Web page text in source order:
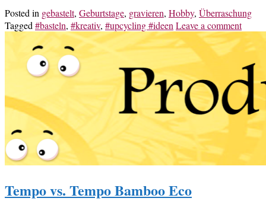
Posted in gebastelt, Geburtstage, gravieren, Hobby, Überraschung
Tagged #basteln, #kreativ, #upcycling #ideen Leave a comment
Tempo vs. Tempo Bamboo Eco